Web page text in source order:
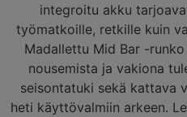
integroitu akku
työmatkoille, retkille kuin
Madallettu Mid Bar -
nousemista ja vakiona
seisontatuki sekä kattava
heti käyttövalmiin arkeen.